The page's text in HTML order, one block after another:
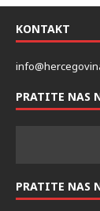
KONTAKT
PRATITE NAS
PRATITE NAS